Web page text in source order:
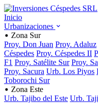
Inicio
Urbanizaciones
Zona Sur
Proy. Don Juan Proy. Adaluz
Céspedes Proy. Céspedes II
F1 Proy. Satélite Sur Proy.
Proy. Sacura Urb. Los Piyos
Toborochi Sur
Zona Este
Urb. Tajibo del Este Urb.